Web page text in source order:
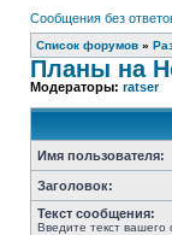
Сообщения без
Список форумов »
Планы на
Модераторы: ratser
Имя пользователя:
Заголовок:
Текст сообщения:
Введите текст